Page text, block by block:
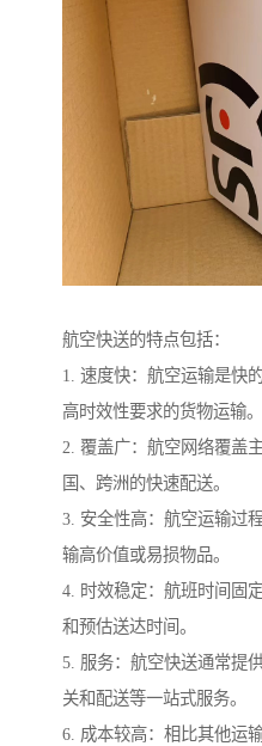
航空快送的特点包括：
1. 速度快：航空运输是快
高时效性要求的货物运输。
2. 覆盖广：航空网络覆盖
国、跨洲的快速配送。
3. 安全性高：航空运输过
输高价值或易损物品。
4. 时效稳定：航班时间固
和预估送达时间。
5. 服务：航空快送通常提
关和配送等一站式服务。
6. 成本较高：相比其他运